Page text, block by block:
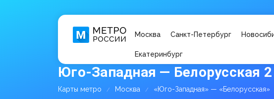
Москва Санкт-Петербург
Екатеринбург
Юго-Западная — Белорусская
Карты метро Москва «Юго-Западная» — «Белорусская»